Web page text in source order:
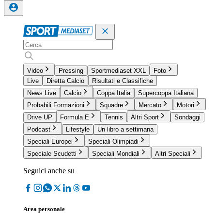
Video Pressing Sportmediaset XXL
Foto
Live
Diretta Calcio
Risultati e Classifiche
News Live
Calcio Coppa Italia
Supercoppa Italiana
Probabili Formazioni
Squadre Mercato
Motori
Drive UP
Formula E Tennis Altri Sport
Sondaggi
Podcast
Lifestyle
Un libro a settimana
Speciali Europei
Speciali Olimpiadi
Speciale Scudetti
Speciali Mondiali Altri Speciali
Seguici anche su
Area personale